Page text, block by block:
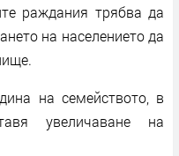
раждания трябва да
на населението да
на семейството, в
увеличаване на